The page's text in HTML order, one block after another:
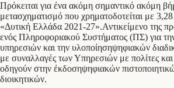
Πρόκειται για ένα ακόμη σημαντικό ακόμη
μετασχηματισμό που χρηματοδοτείται με
«Δυτική Ελλάδα 2021-27».Αντικείμενο της
ενός Πληροφοριακού Συστήματος (ΠΣ) για
υπηρεσιών και την υλοποίησηψηφιακών
με συναλλαγές των Υπηρεσιών με πολίτες και
οδηγούν στην έκδοσηψηφιακών
διοικητικών.